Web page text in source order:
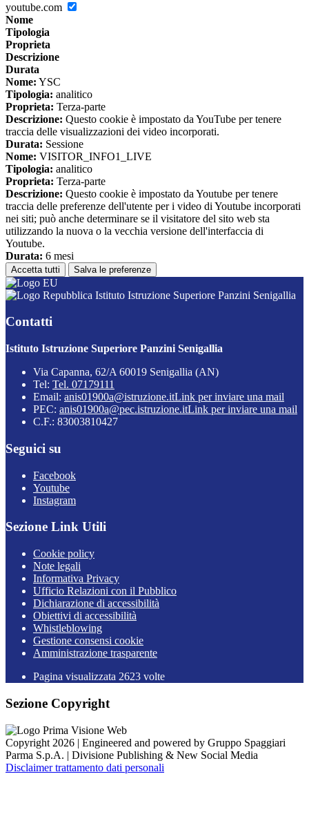
youtube.com
Nome
Tipologia
Proprieta
Descrizione
Durata
Nome: YSC
Tipologia: analitico
Proprieta: Terza-parte
Descrizione: Questo cookie è impostato da YouTube per tenere
traccia delle visualizzazioni dei video incorporati.
Durata: Sessione
Nome: VISITOR_INFO1_LIVE
Tipologia: analitico
Proprieta: Terza-parte
Descrizione: Questo cookie è impostato da Youtube per tenere
traccia delle preferenze dell'utente per i video di Youtube incorporati
nei siti; può anche determinare se il visitatore del sito web sta
utilizzando la nuova o la vecchia versione dell'interfaccia di
Youtube.
Durata: 6 mesi
Accetta tutti Salva le preferenze
Istituto Istruzione Superiore Panzini Senigallia
Contatti
Istituto Istruzione Superiore Panzini Senigallia
Via Capanna, 62/A 60019 Senigallia (AN)
Tel: Tel. 07179111
Email: anis01900a@istruzione.itLink per inviare una mail
PEC: anis01900a@pec.istruzione.itLink per inviare una mail
C.F.: 83003810427
Seguici su
Facebook
Youtube
Instagram
Sezione Link Utili
Cookie policy
Note legali
Informativa Privacy
Ufficio Relazioni con il Pubblico
Dichiarazione di accessibilità
Obiettivi di accessibilità
Whistleblowing
Gestione consensi cookie
Amministrazione trasparente
Pagina visualizzata 2623 volte
Sezione Copyright
Copyright 2026 | Engineered and powered by Gruppo Spaggiari
Parma S.p.A. | Divisione Publishing & New Social Media
Disclaimer trattamento dati personali